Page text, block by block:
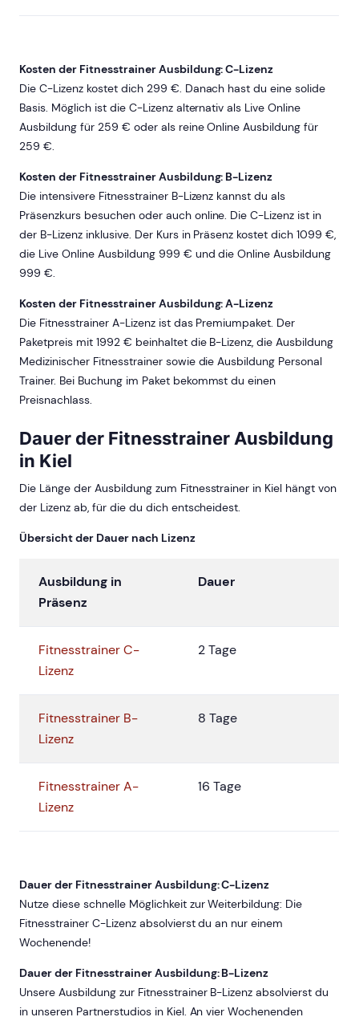
Kosten der Fitnesstrainer Ausbildung: C-Lizenz
Die C-Lizenz kostet dich 299 €. Danach hast du eine solide
Basis. Möglich ist die C-Lizenz alternativ als Live Online
Ausbildung für 259 € oder als reine Online Ausbildung für
259 €.
Kosten der Fitnesstrainer Ausbildung: B-Lizenz
Die intensivere Fitnesstrainer B-Lizenz kannst du als
Präsenzkurs besuchen oder auch online. Die C-Lizenz ist in
der B-Lizenz inklusive. Der Kurs in Präsenz kostet dich 1099 €,
die Live Online Ausbildung 999 € und die Online Ausbildung
999 €.
Kosten der Fitnesstrainer Ausbildung: A-Lizenz
Die Fitnesstrainer A-Lizenz ist das Premiumpaket. Der
Paketpreis mit 1992 € beinhaltet die B-Lizenz, die Ausbildung
Medizinischer Fitnesstrainer sowie die Ausbildung Personal
Trainer. Bei Buchung im Paket bekommst du einen
Preisnachlass.
Dauer der Fitnesstrainer Ausbildung
in Kiel
Die Länge der Ausbildung zum Fitnesstrainer in Kiel hängt von
der Lizenz ab, für die du dich entscheidest.
Übersicht der Dauer nach Lizenz
Ausbildung in
Präsenz
Dauer
Fitnesstrainer C-
Lizenz
2 Tage
Fitnesstrainer B-
Lizenz
8 Tage
Fitnesstrainer A-
Lizenz
16 Tage
Dauer der Fitnesstrainer Ausbildung: C-Lizenz
Nutze diese schnelle Möglichkeit zur Weiterbildung: Die
Fitnesstrainer C-Lizenz absolvierst du an nur einem
Wochenende!
Dauer der Fitnesstrainer Ausbildung: B-Lizenz
Unsere Ausbildung zur Fitnesstrainer B-Lizenz absolvierst du
in unseren Partnerstudios in Kiel. An vier Wochenenden